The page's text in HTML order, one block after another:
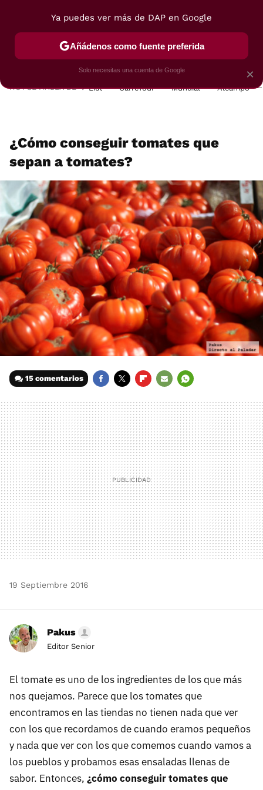
POSTRES VIAJES SELECCIÓN VEGUI
HOY SE HABLA DE Lidl Carrefour Mundial Alcampo
¿Cómo conseguir tomates que
sepan a tomates?
15 comentarios
MAIL
19 Septiembre 2016
Pakus
Editor Senior
El tomate es uno de los ingredientes de los que más
nos quejamos. Parece que los tomates que
encontramos en las tiendas no tienen nada que ver
con los que recordamos de cuando eramos pequeños
y nada que ver con los que comemos cuando vamos a
los pueblos y probamos esas ensaladas llenas de
sabor. Entonces, ¿cómo conseguir tomates que
×
Ya puedes ver más de DAP en Google
Añádenos como fuente preferida
Solo necesitas una cuenta de Google